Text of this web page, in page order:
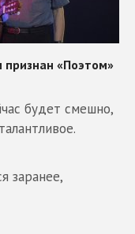
будет смешно,
заранее,